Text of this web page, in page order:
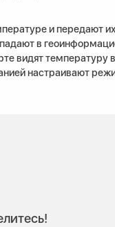
и передают
в
видят температуру
настраивают